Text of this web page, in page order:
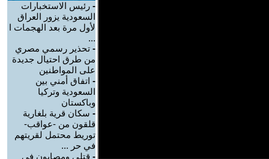
- رئيس الاستخبارات
السعودية يزور العراق
لأول مرة بعد الهجمات ا
...
- تحذير رسمي مصري
من طرق احتيال جديدة
على المواطنين
- اتفاق أمني بين
السعودية وتركيا
وباكستان
- سكان قرية بلغارية
قلقون من -عواقب-
توريط محتمل لقريتهم
في حر ...
- قتلى ومصابون في